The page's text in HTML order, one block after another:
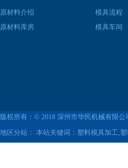
原材料介绍
原材料库房
模具流程
模具车间
版权所有：© 2018 深州市华民机械有限公
地区分站： 本站关键词：塑料模具加工,